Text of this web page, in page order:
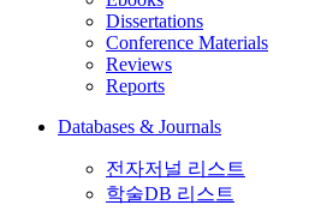
Dissertations
Conference Materials
Reviews
Reports
Databases & Journals
전자저널 리스트
학술DB 리스트